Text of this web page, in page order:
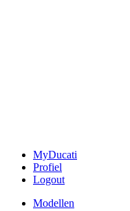
MyDucati
Profiel
Logout
Modellen